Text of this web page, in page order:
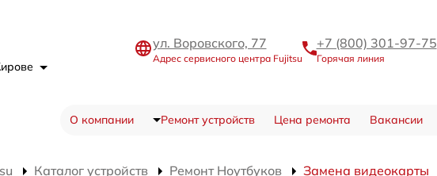
ул. Воровского, 77
Адрес сервисного центра Fujitsu
+7 (800) 301-97-75
Горячая линия
О компании Ремонт устройств Цена ремонта Вакансии
Каталог устройств Ремонт Ноутбуков Замена видеокарты